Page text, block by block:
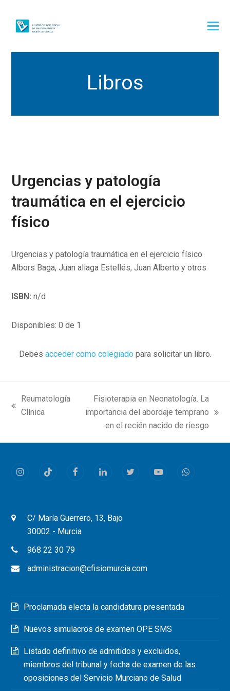
Libros
Urgencias y patología
traumática en el ejercicio
físico
Urgencias y patología traumática en el ejercicio físico
Albors Baga, Juan aliaga Estellés, Juan Alberto y otros
ISBN: n/d
Disponibles: 0 de 1
Debes acceder como colegiado para solicitar un libro.
previous
Reumatología
Clínica
next
Fisioterapia en Neonatología. La
importancia del abordaje temprano
en el recién nacido de riesgo
InstagramTiktok FacebookLinkedInTwitterYoutubeWhatsapp
C/ María Guerrero, 13, Bajo
30002 - Murcia
968 22 30 79
administracion@cfisiomurcia.com
Proclamada electa la candidatura presentada
Nuevos simulacros de examen OPE SMS
Listado definitivo de admitidos y excluidos,
miembros del tribunal y fecha de examen de las
oposiciones del Servicio Murciano de Salud